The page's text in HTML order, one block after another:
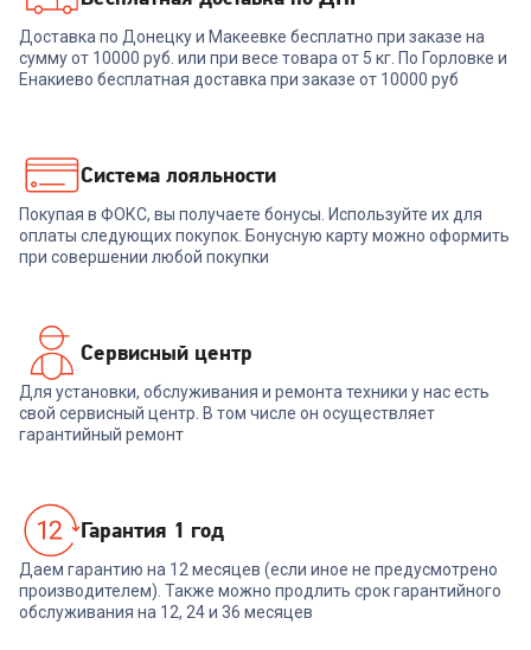
Чайник ZELMER ZCK7635W
2 299₽
В корзину
Электрочайник RED
SOLUTION G104
В корзину
Доставка по Донецку и Макеевке бесплатно при заказе на
сумму от 10000 руб. или при весе товара от 5 кг. По Горловке и
Енакиево бесплатная доставка при заказе от 10000 руб
Система лояльности
Покупая в ФОКС, вы получаете бонусы. Используйте их для
оплаты следующих покупок. Бонусную карту можно оформить
при совершении любой покупки
Сервисный центр
Для установки, обслуживания и ремонта техники у нас есть
свой сервисный центр. В том числе он осуществляет
гарантийный ремонт
Гарантия 1 год
Даем гарантию на 12 месяцев (если иное не предусмотрено
производителем). Также можно продлить срок гарантийного
обслуживания на 12, 24 и 36 месяцев